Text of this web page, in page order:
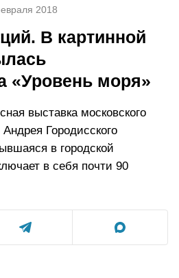
2018
В картинной
«Уровень моря»
выставка московского
Городисского
в городской
в себя почти 90